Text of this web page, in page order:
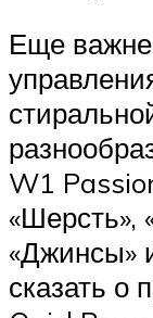
Еще
W1
«Шерсть»,
«Джинсы»
сказать о